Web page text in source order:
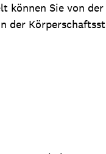
können Sie von
der